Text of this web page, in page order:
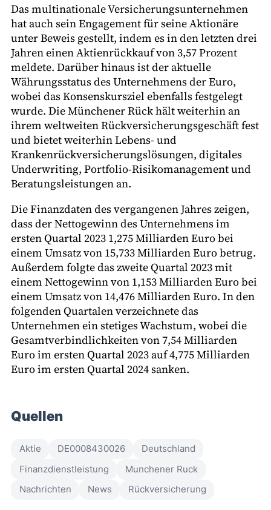
Das multinationale Versicherungsunternehmen
hat auch sein Engagement für seine Aktionäre
unter Beweis gestellt, indem es in den letzten drei
Jahren einen Aktienrückkauf von 3,57 Prozent
meldete. Darüber hinaus ist der aktuelle
Währungsstatus des Unternehmens der Euro,
wobei das Konsenskursziel ebenfalls festgelegt
wurde. Die Münchener Rück hält weiterhin an
ihrem weltweiten Rückversicherungsgeschäft fest
und bietet weiterhin Lebens- und
Krankenrückversicherungslösungen, digitales
Underwriting, Portfolio-Risikomanagement und
Beratungsleistungen an.
Die Finanzdaten des vergangenen Jahres zeigen,
dass der Nettogewinn des Unternehmens im
ersten Quartal 2023 1,275 Milliarden Euro bei
einem Umsatz von 15,733 Milliarden Euro betrug.
Außerdem folgte das zweite Quartal 2023 mit
einem Nettogewinn von 1,153 Milliarden Euro bei
einem Umsatz von 14,476 Milliarden Euro. In den
folgenden Quartalen verzeichnete das
Unternehmen ein stetiges Wachstum, wobei die
Gesamtverbindlichkeiten von 7,54 Milliarden
Euro im ersten Quartal 2023 auf 4,775 Milliarden
Euro im ersten Quartal 2024 sanken.
Quellen
Aktie DE0008430026
Deutschland
Finanzdienstleistung
Munchener Ruck
Nachrichten
News Rückversicherung